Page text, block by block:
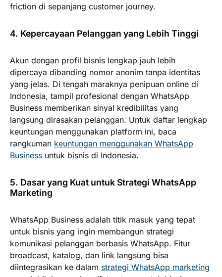
friction di sepanjang customer journey.
4. Kepercayaan Pelanggan yang Lebih Tinggi
Akun dengan profil bisnis lengkap jauh lebih
dipercaya dibanding nomor anonim tanpa identitas
yang jelas. Di tengah maraknya penipuan online di
Indonesia, tampil profesional dengan WhatsApp
Business memberikan sinyal kredibilitas yang
langsung dirasakan pelanggan. Untuk daftar lengkap
keuntungan menggunakan platform ini, baca
rangkuman keuntungan menggunakan WhatsApp
Business untuk bisnis di Indonesia.
5. Dasar yang Kuat untuk Strategi WhatsApp
Marketing
WhatsApp Business adalah titik masuk yang tepat
untuk bisnis yang ingin membangun strategi
komunikasi pelanggan berbasis WhatsApp. Fitur
broadcast, katalog, dan link langsung bisa
diintegrasikan ke dalam strategi WhatsApp marketing